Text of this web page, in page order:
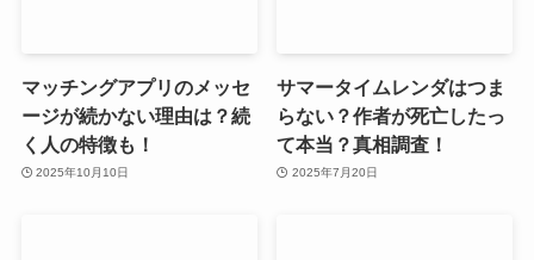
マッチングアプリのメッセ
ージが続かない理由は？続
く人の特徴も！
2025年10月10日
サマータイムレンダはつま
らない？作者が死亡したっ
て本当？真相調査！
2025年7月20日